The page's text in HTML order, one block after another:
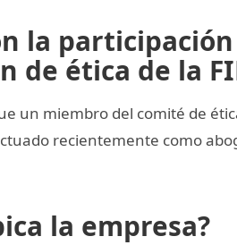
la
de ética de la
un miembro del comité de
recientemente como
la empresa?